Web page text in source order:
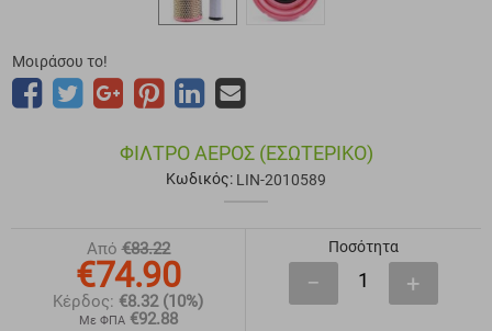
Μοιράσου το!
ΦΊΛΤΡΟ ΑΈΡΟΣ (ΕΣΩΤΕΡΙΚΌ)
Κωδικός: LIN-2010589
Από €83.22
€74.90
Κέρδος: €8.32 (10%)
Με ΦΠΑ €92.88
Ποσότητα
+
−